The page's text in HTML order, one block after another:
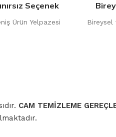
Seçenek
Ürün Yelpazesi Bireysel
CAM TEMİZLEME